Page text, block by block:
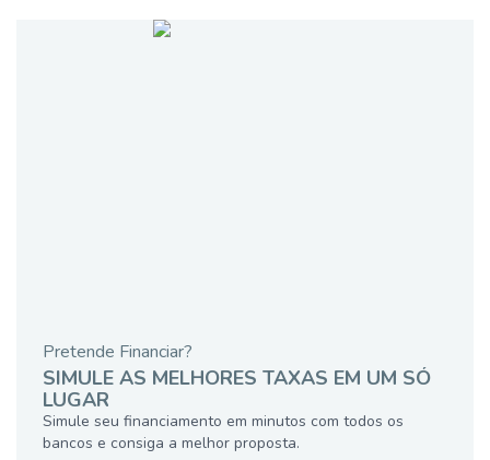
Pretende Financiar?
SIMULE AS MELHORES TAXAS EM UM SÓ
LUGAR
Simule seu financiamento em minutos com todos os
bancos e consiga a melhor proposta.